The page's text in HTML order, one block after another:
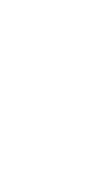
肩湯